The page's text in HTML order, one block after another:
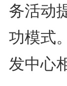
务活动
功模式
发中心